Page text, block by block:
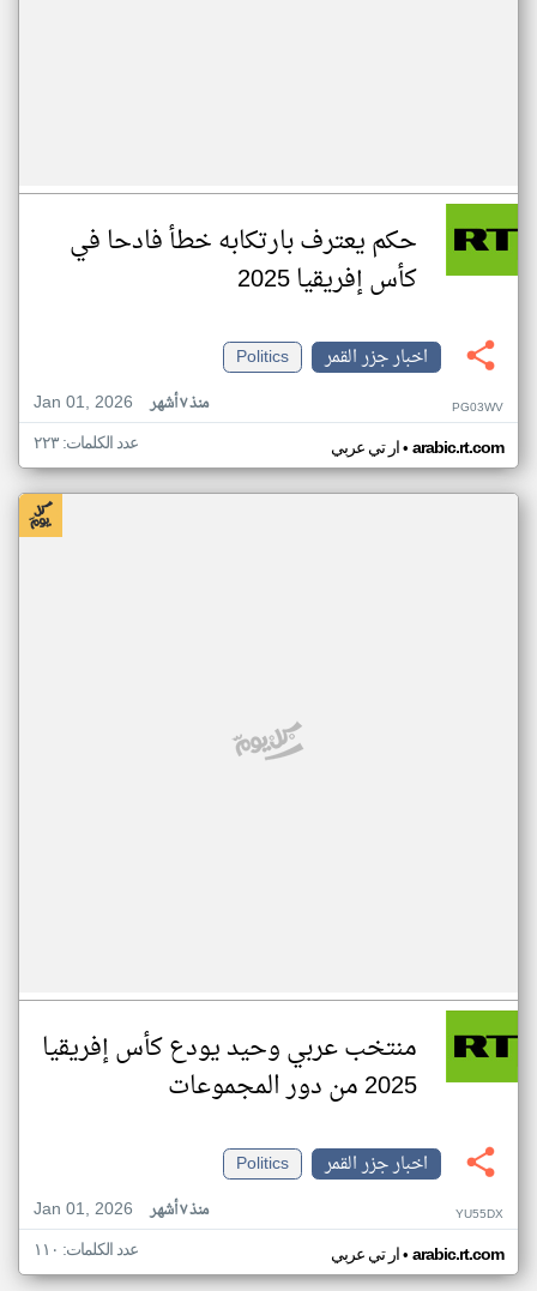
حكم يعترف بارتكابه خطأ فادحا في
كأس إفريقيا 2025
اخبار جزر القمر
Politics
Jan 01, 2026
منذ ٧ أشهر PG03WV
ار تي عربي• arabic.rt.com عدد الكلمات: ٢٢٣
منتخب عربي وحيد يودع كأس إفريقيا
2025 من دور المجموعات
اخبار جزر القمر
Politics
Jan 01, 2026
منذ ٧ أشهر YU55DX
ار تي عربي• arabic.rt.com عدد الكلمات: ١١٠